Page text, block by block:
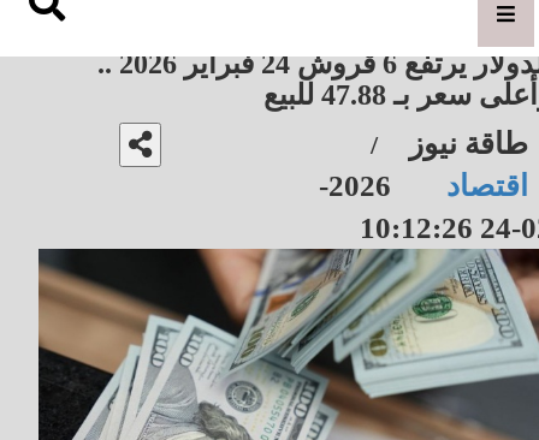
الدولار يرتفع 6 قروش 24 فبراير 2026 ..
سعر بـ 47.88 للبيع
طاقة نيوز /
اقتصاد
2026-
02-24